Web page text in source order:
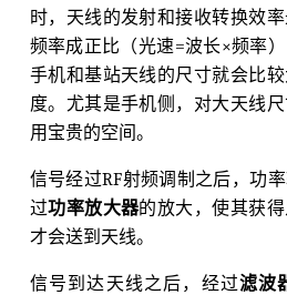
时，天线的发射和接收转换效
频率成正比（光速=波长×频率
手机和基站天线的尺寸就会比
度。尤其是手机侧，对大天线
用宝贵的空间。
信号经过RF射频调制之后，功
过功率放大器的放大，使其获
才会送到天线。
信号到达天线之后，经过滤波